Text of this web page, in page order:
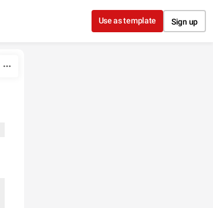
Use as template Sign up